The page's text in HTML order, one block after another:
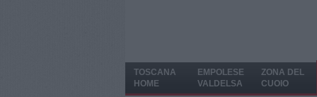
TOSCANA
HOME
EMPOLESE
VALDELSA
ZONA DEL
CUOIO